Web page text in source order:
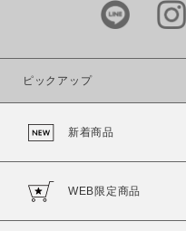
カラー
ピックアップ
新着商品
WEB限定商品